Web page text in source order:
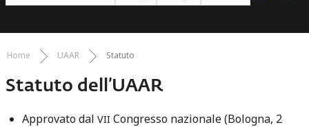
Tu sei qui
Home UAAR Statuto
Statuto dell’UAAR
Approvato dal VII Congresso nazionale (Bologna, 2